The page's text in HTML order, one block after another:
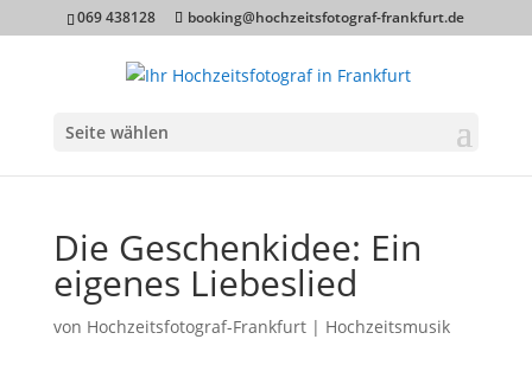
069 438128 booking@hochzeitsfotograf-frankfurt.de
Seite wählen
Die Geschenkidee: Ein
eigenes Liebeslied
von Hochzeitsfotograf-Frankfurt| Hochzeitsmusik